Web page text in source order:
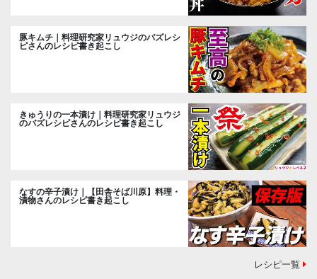
豚キムチ｜料理研究家リュウジのバズレシ
ピさんのレシピ書き起こし
きゅうりの一本漬け｜料理研究家リュウジ
のバズレシピさんのレシピ書き起こし
なすの辛子漬け｜【田舎そば川原】料理・
漬物さんのレシピ書き起こし
レシピ一覧